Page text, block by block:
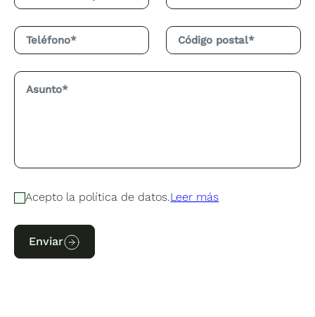
Acepto la política de datos.Leer más
Enviar